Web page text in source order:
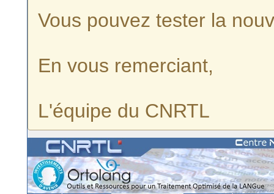
Vous pouvez tester la
En vous remerciant,
L'équipe du CNRTL